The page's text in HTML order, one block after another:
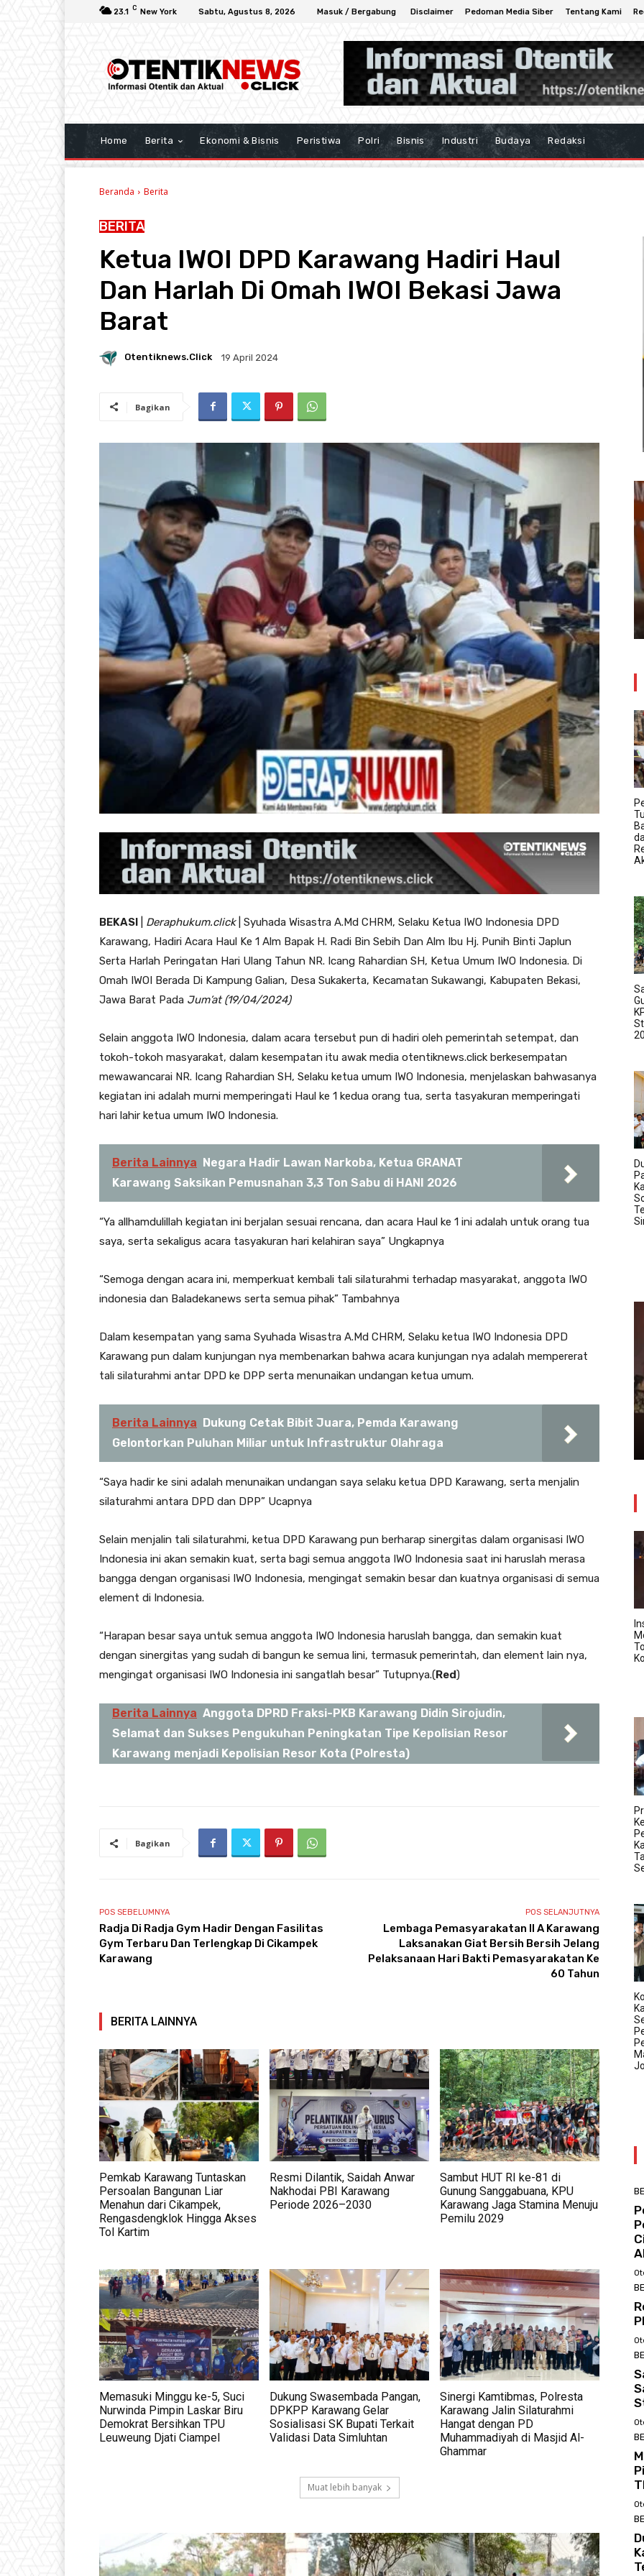
23.1 C New York Sabtu, Agustus 8, 2026 Masuk / Bergabung Disclaimer Pedoman Media Siber Tentang Kami
Home Berita Ekonomi & Bisnis Peristiwa Polri Bisnis Industri Budaya Redaksi
Beranda Berita
BERITA
Ketua IWOI DPD Karawang Hadiri Haul
Dan Harlah Di Omah IWOI Bekasi Jawa
Barat
Otentiknews.click 19 April 2024
Bagikan
BEKASI Deraphukum.click| Syuhada Wisastra A.Md CHRM, Selaku Ketua IWO Indonesia DPD
Karawang, Hadiri Acara Haul Ke 1 Alm Bapak H. Radi Bin Sebih Dan Alm Ibu Hj. Punih Binti Japlun
Serta Harlah Peringatan Hari Ulang Tahun NR. Icang Rahardian SH, Ketua Umum IWO Indonesia. Di
Omah IWOI Berada Di Kampung Galian, Desa Sukakerta, Kecamatan Sukawangi, Kabupaten Bekasi,
Jawa Barat Pada Jum’at (19/04/2024)
Selain anggota IWO Indonesia, dalam acara tersebut pun di hadiri oleh pemerintah setempat, dan
tokoh-tokoh masyarakat, dalam kesempatan itu awak media otentiknews.click berkesempatan
mewawancarai NR. Icang Rahardian SH, Selaku ketua umum IWO Indonesia, menjelaskan bahwasanya
kegiatan ini adalah murni memperingati Haul ke 1 kedua orang tua, serta tasyakuran memperingati
hari lahir ketua umum IWO Indonesia.
Berita Lainnya Negara Hadir Lawan Narkoba, Ketua GRANAT
Karawang Saksikan Pemusnahan 3,3 Ton Sabu di HANI 2026
“Ya allhamdulillah kegiatan ini berjalan sesuai rencana, dan acara Haul ke 1 ini adalah untuk orang tua
saya, serta sekaligus acara tasyakuran hari kelahiran saya” Ungkapnya
“Semoga dengan acara ini, memperkuat kembali tali silaturahmi terhadap masyarakat, anggota IWO
indonesia dan Baladekanews serta semua pihak” Tambahnya
Dalam kesempatan yang sama Syuhada Wisastra A.Md CHRM, Selaku ketua IWO Indonesia DPD
Karawang pun dalam kunjungan nya membenarkan bahwa acara kunjungan nya adalah mempererat
tali silaturahmi antar DPD ke DPP serta menunaikan undangan ketua umum.
Berita Lainnya Dukung Cetak Bibit Juara, Pemda Karawang
Gelontorkan Puluhan Miliar untuk Infrastruktur Olahraga
“Saya hadir ke sini adalah menunaikan undangan saya selaku ketua DPD Karawang, serta menjalin
silaturahmi antara DPD dan DPP” Ucapnya
Selain menjalin tali silaturahmi, ketua DPD Karawang pun berharap sinergitas dalam organisasi IWO
Indonesia ini akan semakin kuat, serta bagi semua anggota IWO Indonesia saat ini haruslah merasa
bangga dengan organisasi IWO Indonesia, mengingat semakin besar dan kuatnya organisasi di semua
element di Indonesia.
“Harapan besar saya untuk semua anggota IWO Indonesia haruslah bangga, dan semakin kuat
dengan sinergitas yang sudah di bangun ke semua lini, termasuk pemerintah, dan element lain nya,
mengingat organisasi IWO Indonesia ini sangatlah besar” Tutupnya.(Red)
Berita Lainnya Anggota DPRD Fraksi-PKB Karawang Didin Sirojudin,
Selamat dan Sukses Pengukuhan Peningkatan Tipe Kepolisian Resor
Karawang menjadi Kepolisian Resor Kota (Polresta)
Bagikan
POS SEBELUMNYA
Radja Di Radja Gym Hadir Dengan Fasilitas
Gym Terbaru Dan Terlengkap Di Cikampek
Karawang
POS SELANJUTNYA
Lembaga Pemasyarakatan II A Karawang
Laksanakan Giat Bersih Bersih Jelang
Pelaksanaan Hari Bakti Pemasyarakatan Ke
60 Tahun
BERITA LAINNYA
Pemkab Karawang Tuntaskan
Persoalan Bangunan Liar
Menahun dari Cikampek,
Rengasdengklok Hingga Akses
Tol Kartim
Resmi Dilantik, Saidah Anwar
Nakhodai PBI Karawang
Periode 2026–2030
Sambut HUT RI ke-81 di
Gunung Sanggabuana, KPU
Karawang Jaga Stamina Menuju
Pemilu 2029
Memasuki Minggu ke-5, Suci
Nurwinda Pimpin Laskar Biru
Demokrat Bersihkan TPU
Leuweung Djati Ciampel
Dukung Swasembada Pangan,
DPKPP Karawang Gelar
Sosialisasi SK Bupati Terkait
Validasi Data Simluhtan
Sinergi Kamtibmas, Polresta
Karawang Jalin Silaturahmi
Hangat dengan PD
Muhammadiyah di Masjid Al-
Ghammar
Muat lebih banyak
Usut Keras Tawuran Remaja di
Klari, Polres Karawang Lakukan
Olah TKP dan Buru Pelaku
22 Juli 2026
Bangunan Toko Swalayan Tokma
Kosambi Jum’at Malam
24 Juli 2026